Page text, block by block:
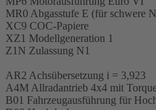
MR0 Abgasstufe E (für schwere
XC9 COC-Papiere
XZ1 Modellgeneration 1
Z1N Zulassung N1
AR2 Achsübersetzung i = 3,923
A4M Allradantrieb 4x4 mit
B01 Fahrzeugausführung für